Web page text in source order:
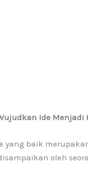
Ide Menjadi
yang baik
oleh